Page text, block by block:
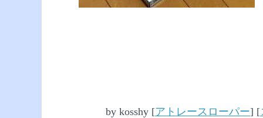
by kosshy [アトレースローパー] [